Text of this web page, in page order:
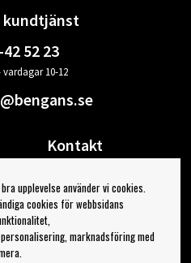
kundtjänst
52 23
10-12
Kontakt
Din sida
Logga ut
från Bengans
upplevelse använder vi cookies.
cookies för webbsidans
marknadsföring med